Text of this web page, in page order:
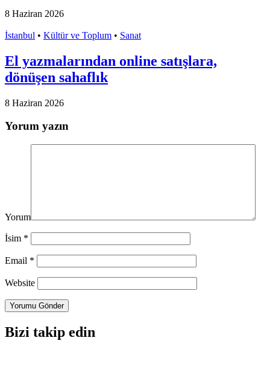
8 Haziran 2026
İstanbul • Kültür ve Toplum • Sanat
El yazmalarından online satışlara,
dönüşen sahaflık
8 Haziran 2026
Yorum yazın
Yorum
İsim *
Email *
Website
Bizi takip edin